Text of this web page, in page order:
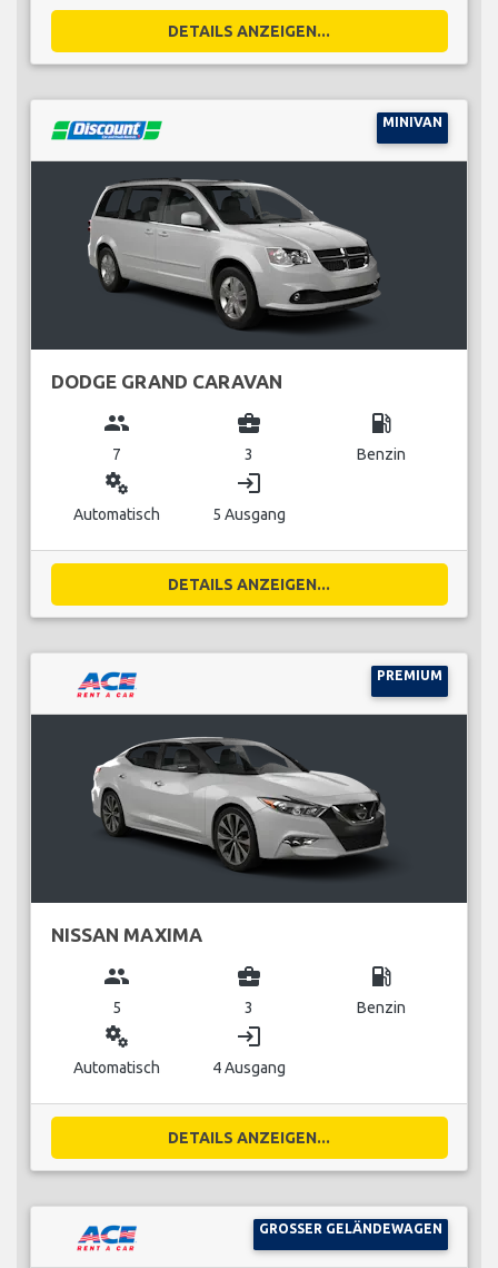
DETAILS ANZEIGEN...
MINIVAN
DODGE GRAND CARAVAN
group
7
business_center
3
local_gas_station
Benzin
miscellaneous_services
Automatisch
login
5 Ausgang
DETAILS ANZEIGEN...
PREMIUM
NISSAN MAXIMA
group
5
business_center
3
local_gas_station
Benzin
miscellaneous_services
Automatisch
login
4 Ausgang
DETAILS ANZEIGEN...
GROSSER GELÄNDEWAGEN